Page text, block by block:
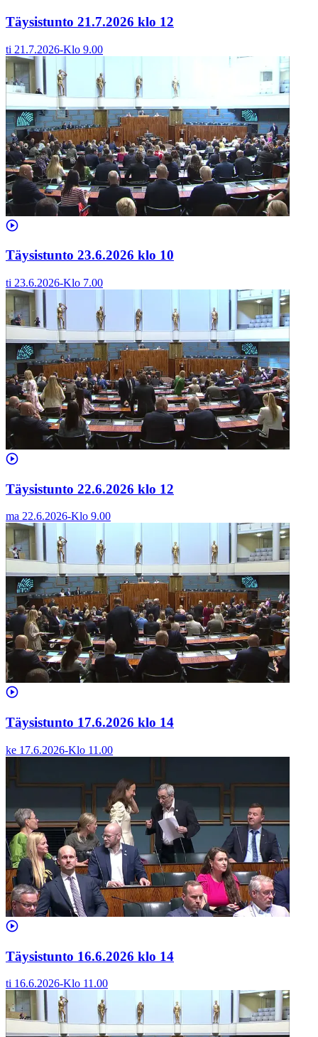
Täysistunto 21.7.2026 klo 12
ti 21.7.2026-Klo 9.00
Täysistunto 23.6.2026 klo 10
ti 23.6.2026-Klo 7.00
Täysistunto 22.6.2026 klo 12
ma 22.6.2026-Klo 9.00
Täysistunto 17.6.2026 klo 14
ke 17.6.2026-Klo 11.00
Täysistunto 16.6.2026 klo 14
ti 16.6.2026-Klo 11.00